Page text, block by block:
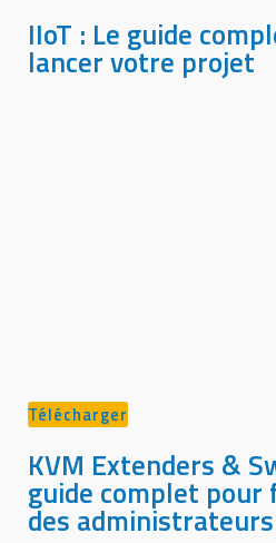
IIoT : Le guide
lancer votre projet
Télécharger
KVM Extenders &
guide complet
des administrateurs